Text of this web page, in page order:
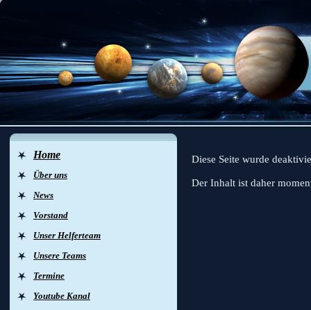
Home
Über uns
News
Vorstand
Unser Helferteam
Unsere Teams
Termine
Youtube Kanal
Diese Seite wurde
Der Inhalt ist daher